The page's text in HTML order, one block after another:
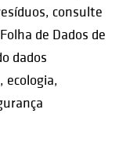
consulte
de Dados de
dados
ecologia,